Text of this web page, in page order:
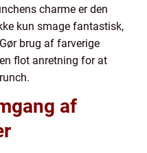
charme er den
kun smage fantastisk,
brug af farverige
flot anretning for at
af